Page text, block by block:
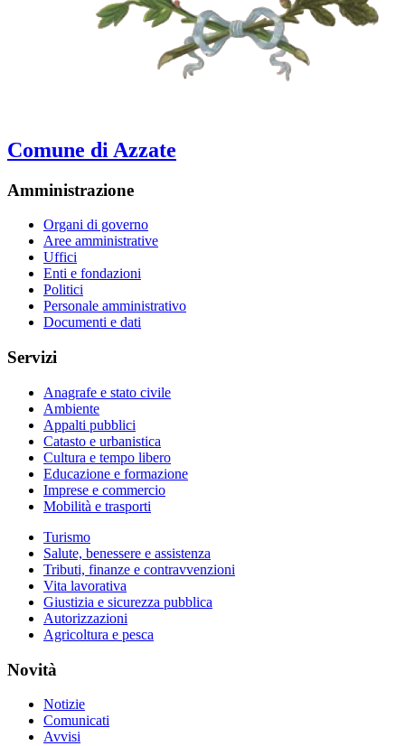
Comune di Azzate
Amministrazione
Organi di governo
Aree amministrative
Uffici
Enti e fondazioni
Politici
Personale amministrativo
Documenti e dati
Servizi
Anagrafe e stato civile
Ambiente
Appalti pubblici
Catasto e urbanistica
Cultura e tempo libero
Educazione e formazione
Imprese e commercio
Mobilità e trasporti
Turismo
Salute, benessere e assistenza
Tributi, finanze e contravvenzioni
Vita lavorativa
Giustizia e sicurezza pubblica
Autorizzazioni
Agricoltura e pesca
Novità
Notizie
Comunicati
Avvisi